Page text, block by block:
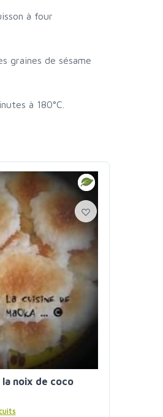
à four
graines de sésame
à 180°C.
noix de coco